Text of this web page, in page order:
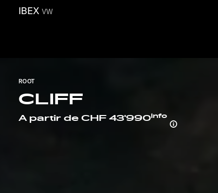
Découvrir
IBEX VW
CLIFF
ROOT
A partir de CHF 43'990Info